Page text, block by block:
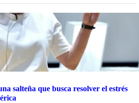
salteña que busca resolver el estrés